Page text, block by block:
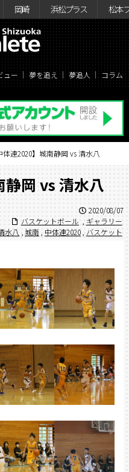
岡崎 浜松プラス 松本
ュー 夢を追え 夢追人 コラム
体連2020】城南静岡 vs 清水八
静岡 vs 清水八
2020/08/07
バスケットボール
ギャラリー
水八 城南 中体連2020 バスケット